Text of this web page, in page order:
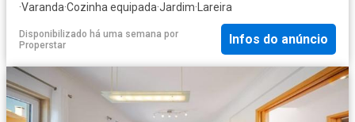
·Varanda·Cozinha equipada·Jardim· Lareira
Disponibilizado há uma semana por
Properstar
Infos do anúncio